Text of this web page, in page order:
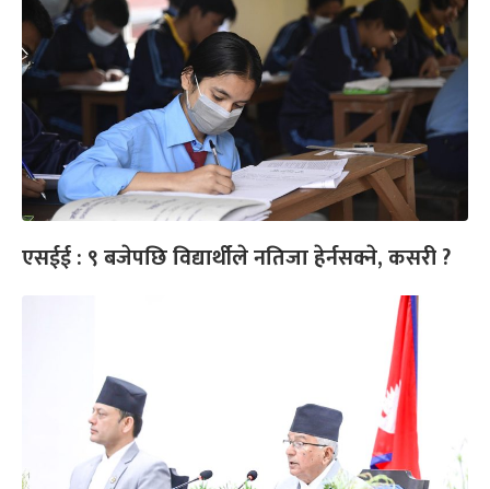
एसईई : ९ बजेपछि विद्यार्थीले नतिजा हेर्नसक्ने, कसरी ?